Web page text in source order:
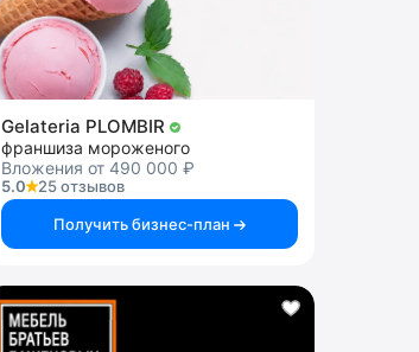
Gelateria PLOMBIR
франшиза мороженого
Вложения от 490 000 ₽
5.0
25 отзывов
Получить бизнес-план